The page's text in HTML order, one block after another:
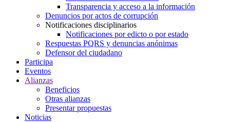
Transparencia y acceso a la información
Denuncios por actos de corrupción
Notificaciones disciplinarios
Notificaciones por edicto o por estado
Respuestas PQRS y denuncias anónimas
Defensor del ciudadano
Participa
Eventos
Alianzas
Beneficios
Otras alianzas
Presentar propuestas
Noticias